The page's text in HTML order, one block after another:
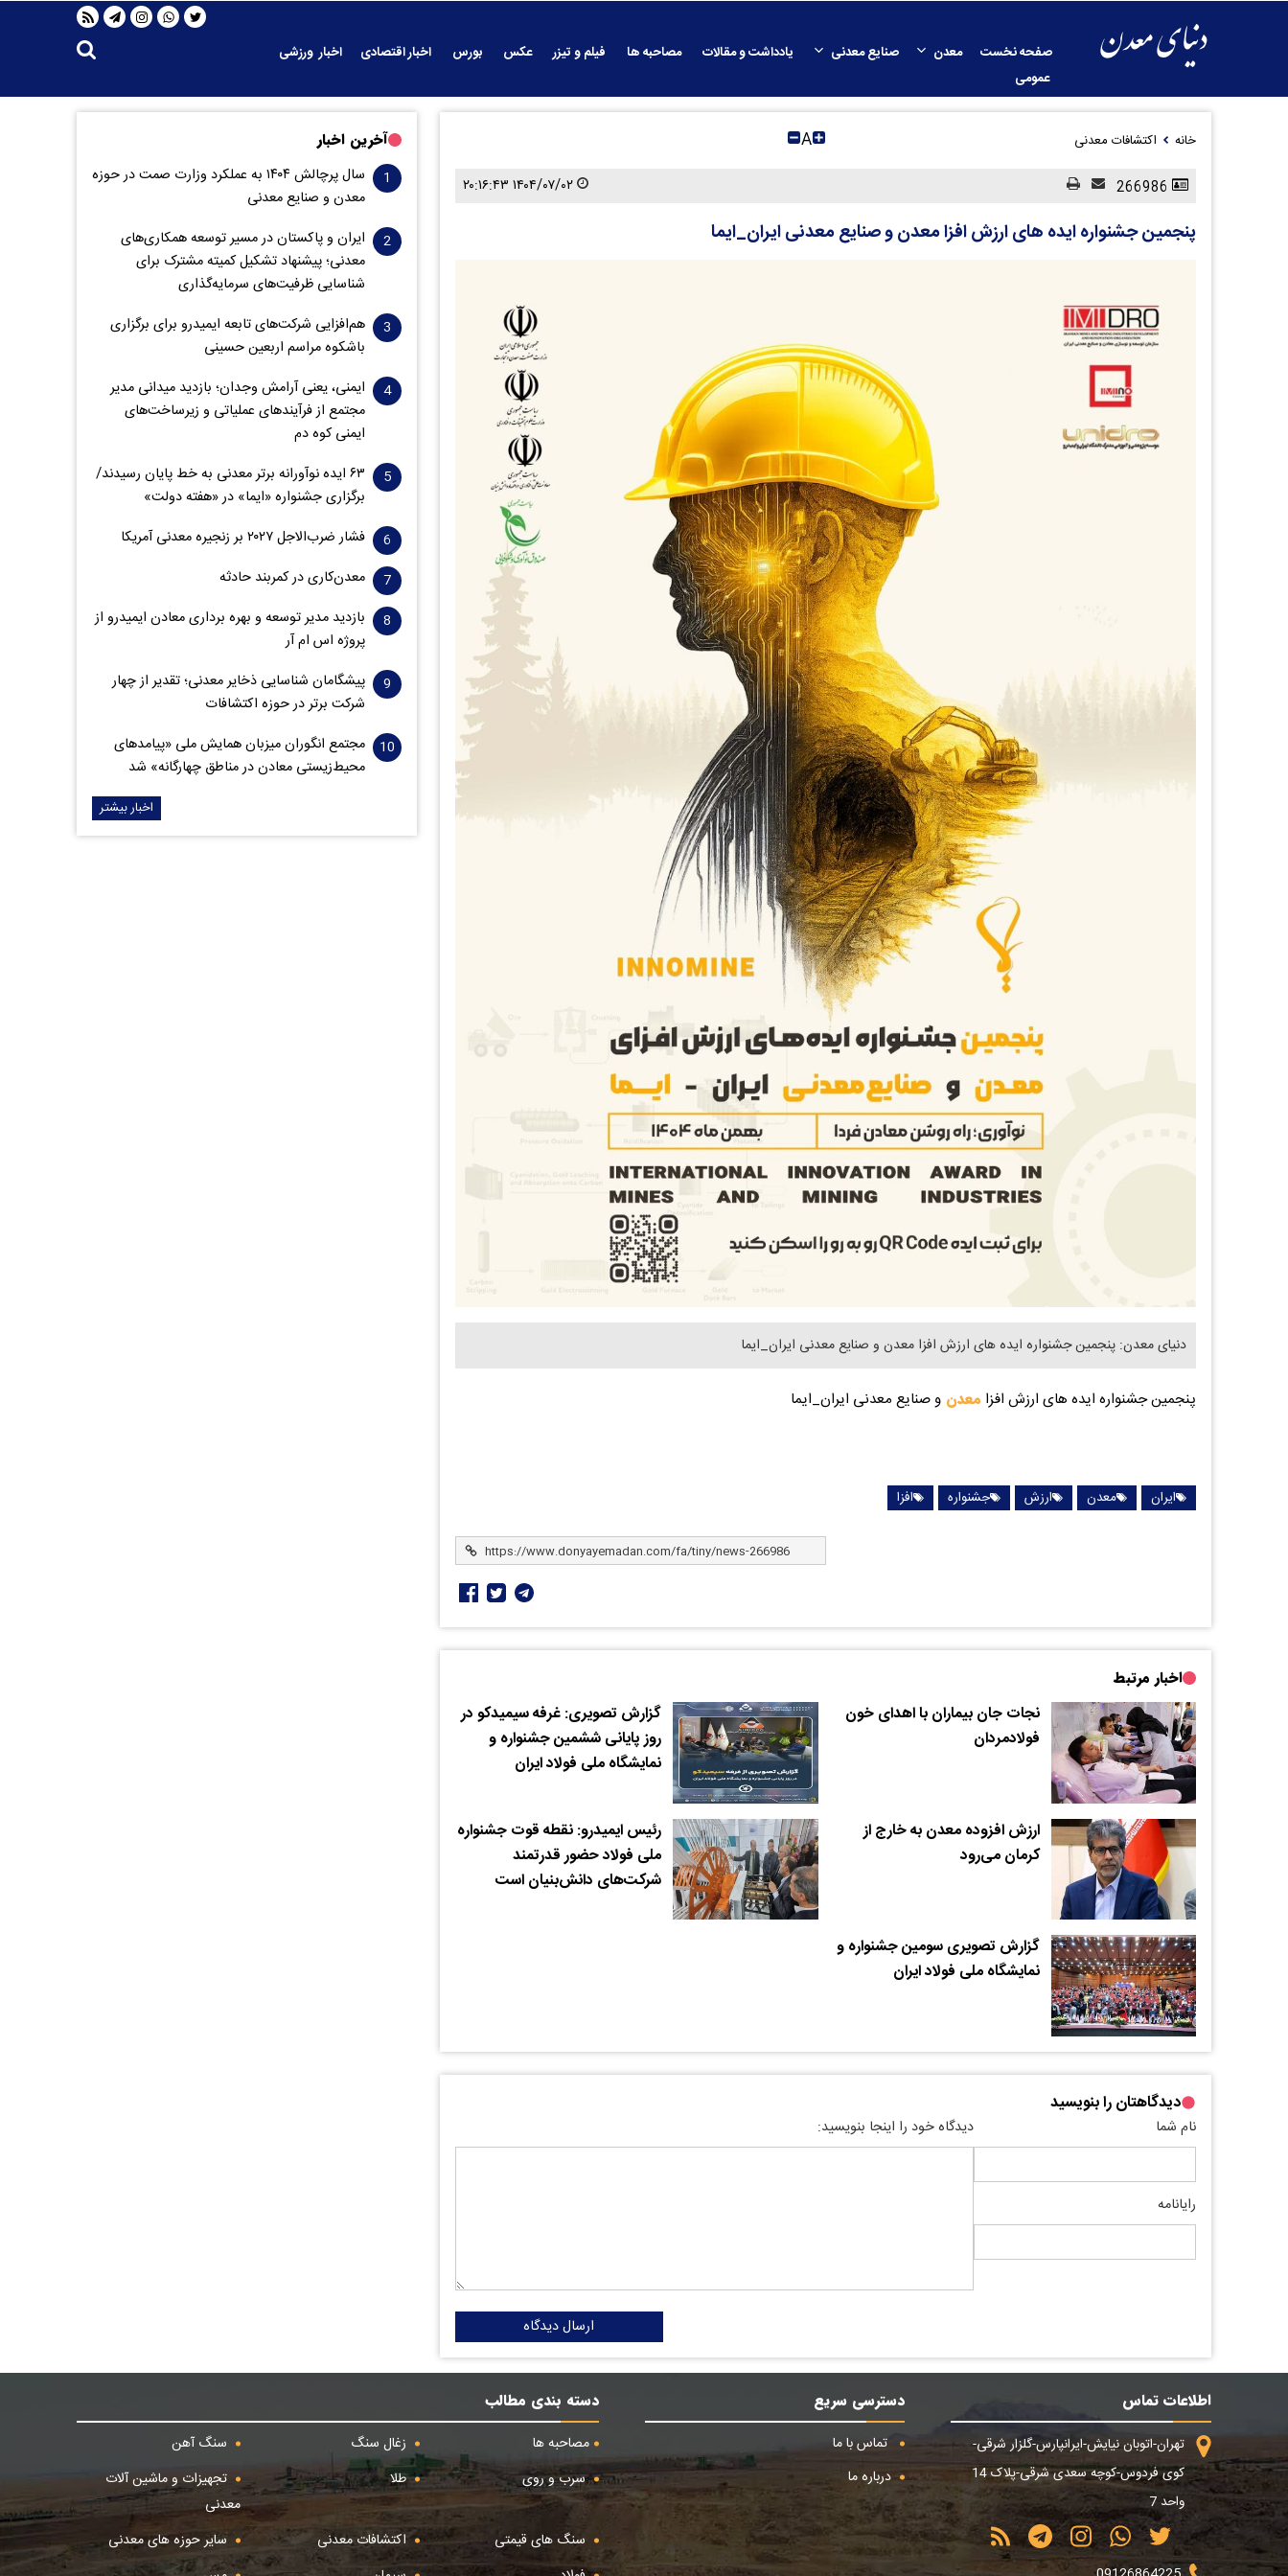
صفحه نخست معدن صنایع معدنی یادداشت و مقالات مصاحبه ها فیلم و تیزر عکس بورس اخبار اقتصادی
اخبار ورزشی
عمومی
خانه اکتشافات معدنی A
۱۴۰۴/۰۷/۰۲ ۲۰:۱۶:۴۳
پنجمین جشنواره ایده های ارزش افزا معدن و صنایع معدنی ایران_ایما
دنیای معدن: پنجمین جشنواره ایده های ارزش افزا معدن و صنایع معدنی ایران_ایما
پنجمین جشنواره ایده های ارزش افزا معدن و صنایع معدنی ایران_ایما
ایران معدن ارزش جشنواره افزا
اخبار مرتبط
نجات جان بیماران با اهدای خون
فولادمردان
گزارش تصویری: غرفه سیمیدکو در
روز پایانی ششمین جشنواره و
نمایشگاه ملی فولاد ایران
ارزش افزوده معدن به خارج از
کرمان می‌رود
رئیس ایمیدرو: نقطه قوت جشنواره
ملی فولاد حضور قدرتمند
شرکت‌های دانش‌بنیان است
گزارش تصویری سومین جشنواره و
نمایشگاه ملی فولاد ایران
دیدگاهتان را بنویسید
نام شما
رایانامه
دیدگاه خود را اینجا بنویسید:
ارسال دیدگاه
آخرین اخبار
سال پرچالش ۱۴۰۴ به عملکرد وزارت صمت در حوزه
معدن و صنایع معدنی
ایران و پاکستان در مسیر توسعه همکاری‌های
معدنی؛ پیشنهاد تشکیل کمیته مشترک برای
شناسایی ظرفیت‌های سرمایه‌گذاری
هم‌افزایی شرکت‌های تابعه ایمیدرو برای برگزاری
باشکوه مراسم اربعین حسینی
ایمنی، یعنی آرامش وجدان؛ بازدید میدانی مدیر
مجتمع از فرآیندهای عملیاتی و زیرساخت‌های
ایمنی کوه دم
۶۳ ایده نوآورانه برتر معدنی به خط پایان رسیدند/
برگزاری جشنواره «ایما» در «هفته دولت»
فشار ضرب‌الاجل ۲۰۲۷ بر زنجیره معدنی آمریکا
معدن‌کاری در کمربند حادثه
بازدید مدیر توسعه و بهره برداری معادن ایمیدرو از
پروژه اس ام آر
پیشگامان شناسایی ذخایر معدنی؛ تقدیر از چهار
شرکت برتر در حوزه اکتشافات‌
مجتمع انگوران میزبان همایش ملی «پیامدهای
محیط‌زیستی معادن در مناطق چهارگانه» شد
اخبار بیشتر
اطلاعات تماس
تهران-اتوبان نیایش-ایرانپارس-گلزار شرقی-
کوی فردوس-کوچه سعدی شرقی-پلاک 14
واحد 7
دسترسی سریع
تماس با ما
درباره ما
دسته بندی مطالب
مصاحبه ها
زغال سنگ
سنگ آهن
سرب و روی
طلا
تجهیزات و ماشین آلات
معدنی
سنگ های قیمتی
اکتشافات معدنی
سایر حوزه های معدنی